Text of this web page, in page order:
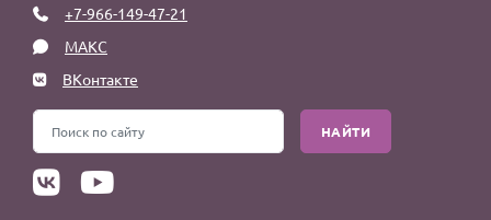
+7-966-149-47-21
МАКС
ВКонтакте
НАЙТИ